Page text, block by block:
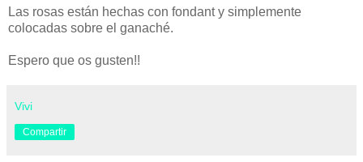
Las rosas están hechas con fondant y simplemente
colocadas sobre el ganaché.
Espero que os gusten!!
Vivi
Compartir